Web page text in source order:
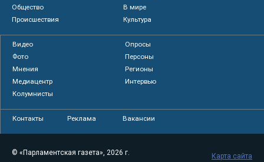
Общество
В мире
Происшествия
Культура
Видео
Опросы
Фото
Персоны
Мнения
Регионы
Медиацентр
Интервью
Колумнисты
Контакты Реклама Вакансии
© «Парламентская газета», 2026 г.
Карта сайта